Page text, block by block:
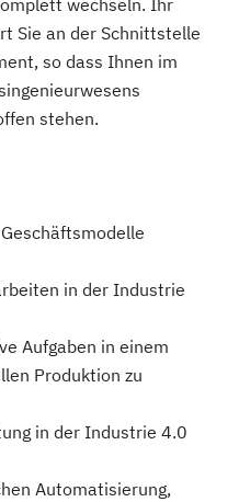
wechseln. Ihr
Sie an der Schnittstelle
so dass Ihnen im
stehen.
in der Industrie
Aufgaben in einem
Produktion zu
in der Industrie 4.0
Automatisierung,